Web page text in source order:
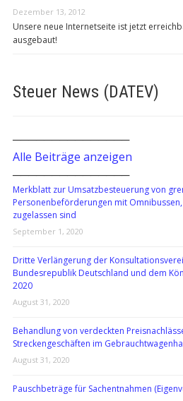
Dezember 13, 2012
Unsere neue Internetseite ist jetzt
ausgebaut!
Steuer News (DATEV)
───────────────
Alle Beiträge anzeigen
───────────────
Merkblatt zur Umsatzbesteuerung von
Personenbeförderungen mit
zugelassen sind
September 1, 2020
Dritte Verlängerung der
Bundesrepublik Deutschland und dem
2020
August 31, 2020
Behandlung von verdeckten
Streckengeschäften im
August 31, 2020
Pauschbeträge für Sachentnahmen